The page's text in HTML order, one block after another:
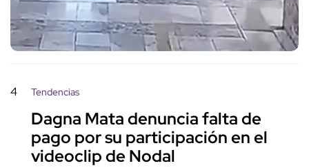
4 Tendencias
Dagna Mata denuncia falta de
pago por su participación en el
videoclip de Nodal